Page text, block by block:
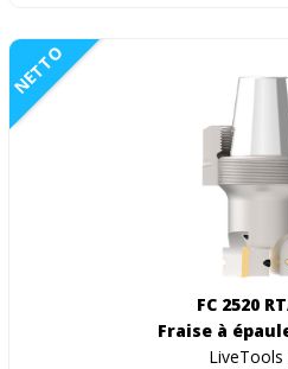
NETTO
FC 2520
Fraise à
LiveTools